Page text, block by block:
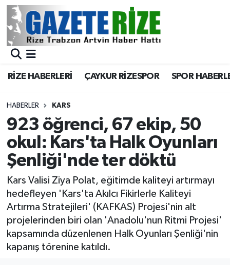
RİZE HABERLERİ ÇAYKUR RİZESPOR SPOR
HABERLER KARS
923 öğrenci, 67 ekip, 50
okul: Kars'ta Halk Oyunları
Şenliği'nde ter döktü
Kars Valisi Ziya Polat, eğitimde kaliteyi artırmayı
hedefleyen 'Kars'ta Akılcı Fikirlerle Kaliteyi
Artırma Stratejileri' (KAFKAS) Projesi'nin alt
projelerinden biri olan 'Anadolu'nun Ritmi Projesi'
kapsamında düzenlenen Halk Oyunları Şenliği'nin
kapanış törenine katıldı.
BÖLGEMİZ
Asayiş
Rize Jandarma Komutanlığı
Bilim Teknoloji
Bölge
Advertising news
Canlı Maç
ÇEVRE
Merkez Nöbetçi Eczaneler
Merkez Trafik Yoğunluk Haritası
Süper Lig Puan Durumu ve Fikstür
Tüm Manşetler
Son Dakika Haberleri
Haber Arşivi